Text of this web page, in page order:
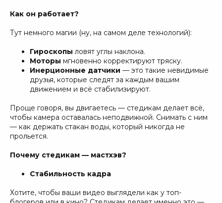
Как он работает?
Тут немного магии (ну, на самом деле технологий):
Гироскопы ловят углы наклона.
Моторы мгновенно корректируют тряску.
Инерционные датчики — это такие невидимые
друзья, которые следят за каждым вашим
движением и всё стабилизируют.
Проще говоря, вы двигаетесь — стедикам делает всё,
чтобы камера оставалась неподвижной. Снимать с ним
— как держать стакан воды, который никогда не
прольется.
Почему стедикам — мастхэв?
Стабильность кадра
Хотите, чтобы ваши видео выглядели как у топ-